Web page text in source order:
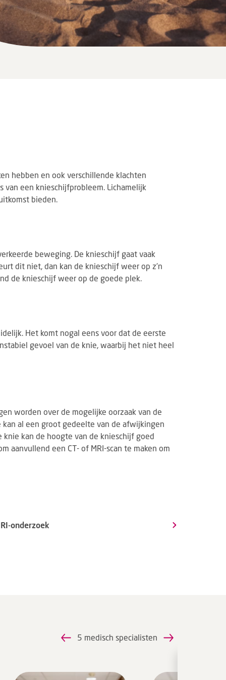
hebben en ook verschillende klachten
van een knieschijfprobleem. Lichamelijk
bieden.
beweging. De knieschijf gaat vaak
dit niet, dan kan de knieschijf weer op z’n
de knieschijf weer op de goede plek.
Het komt nogal eens voor dat de eerste
gevoel van de knie, waarbij het niet heel
worden over de mogelijke oorzaak van de
al een groot gedeelte van de afwijkingen
kan de hoogte van de knieschijf goed
aanvullend een CT- of MRI-scan te maken om
onderzoek
5 medisch specialisten